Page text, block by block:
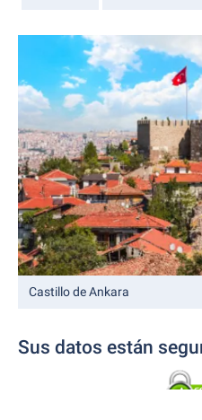
Castillo de Ankara
Sus datos están